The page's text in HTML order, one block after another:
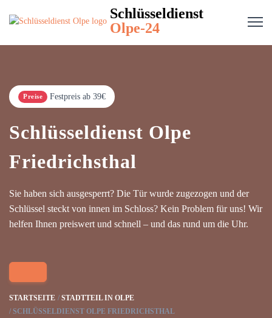
Schlüsseldienst
Olpe-24
Preise Festpreis ab 39€
Schlüsseldienst Olpe
Friedrichsthal
Sie haben sich ausgesperrt? Die Tür wurde zugezogen und der
Schlüssel steckt von innen im Schloss? Kein Problem für uns! Wir
helfen Ihnen preiswert und schnell – und das rund um die Uhr.
STARTSEITE
STADTTEIL IN OLPE
SCHLÜSSELDIENST OLPE FRIEDRICHSTHAL